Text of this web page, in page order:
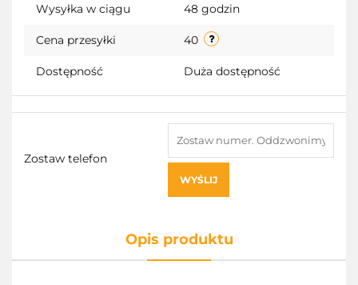
Wysyłka w ciągu 48 godzin
Cena przesyłki 40
Dostępność Duża dostępność
Zostaw telefon
WYŚLIJ
Opis produktu